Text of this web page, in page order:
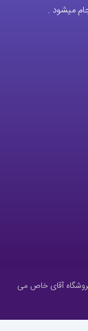
میشود .
آقای خاص می